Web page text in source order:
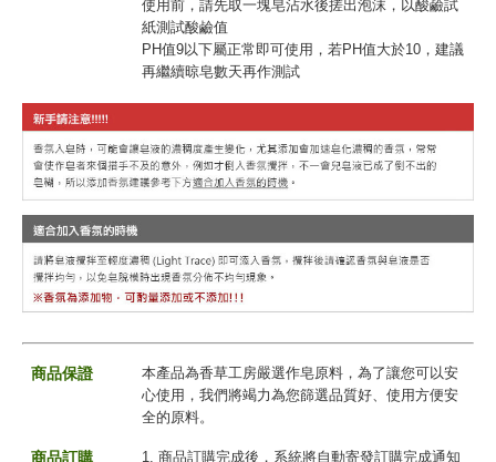
使用前，請先取一塊皂沾水後搓出泡沫，以酸鹼試
紙測試酸鹼值
PH值9以下屬正常即可使用，若PH值大於10，建議
再繼續晾皂數天再作測試
商品保證
本產品為香草工房嚴選作皂原料，為了讓您可以安
心使用，我們將竭力為您篩選品質好、使用方便安
全的原料。
商品訂購
1. 商品訂購完成後，系統將自動寄發訂購完成通知